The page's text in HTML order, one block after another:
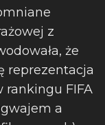
z
że
reprezentacja
FIFA
a